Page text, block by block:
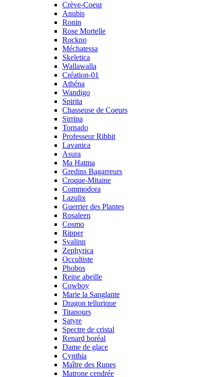
Crève-Coeur
Anubis
Ronin
Rose Mortelle
Rockno
Méchatessa
Skeletica
Wallawalla
Création-01
Athéna
Wandigo
Spirita
Chasseuse de Coeurs
Sirrina
Tornado
Professeur Ribbit
Lavanica
Asura
Ma Hatma
Gredins Bagarreurs
Croque-Mitaine
Commodora
Lazulix
Guerrier des Plantes
Rosaleen
Cosmo
Ripper
Svalinn
Zephyrica
Occultiste
Phobos
Reine abeille
Cowboy
Marie la Sanglante
Dragon tellurique
Titanours
Satyre
Spectre de cristal
Renard boréal
Dame de glace
Cynthia
Maître des Runes
Matrone cendrée